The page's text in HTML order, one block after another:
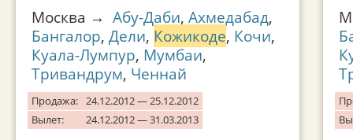
Москва → Абу-Даби, Ахмедабад,
Бангалор, Дели, Кожикоде, Кочи,
Куала-Лумпур, Мумбаи,
Тривандрум, Ченнай
Продажа: 24.12.2012 — 25.12.2012
Вылет:
24.12.2012 — 31.03.2013